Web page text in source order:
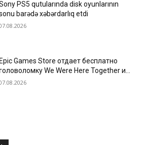
PS5 qutularında disk oyunlarının
barədə xəbərdarlıq etdi
Epic Games Store отдает бесплатно
We Were Here Together и
Beacon Pines